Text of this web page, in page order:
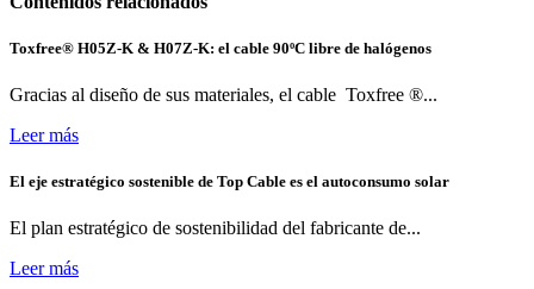
Toxfree® H05Z-K & H07Z-K: el cable 90ºC libre de halógenos
Gracias al diseño de sus materiales, el cable Toxfree ®...
Leer más
El eje estratégico sostenible de Top Cable es el autoconsumo solar
El plan estratégico de sostenibilidad del fabricante de...
Leer más